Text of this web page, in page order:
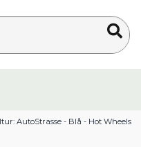
AutoStrasse - Blå - Hot Wheels